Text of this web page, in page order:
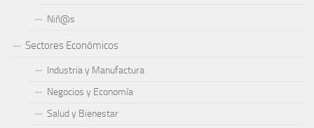
Niñ@s
Sectores Económicos
Industria y Manufactura
Negocios y Economía
Salud y Bienestar